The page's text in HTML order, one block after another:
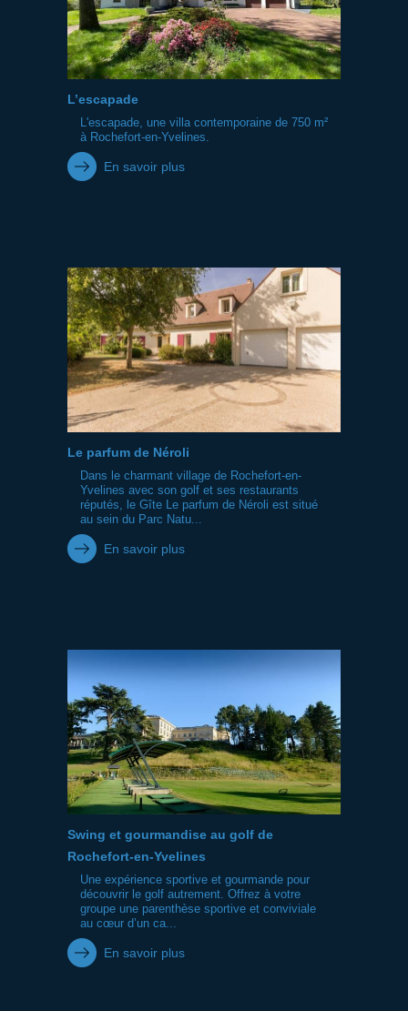
L’escapade
L'escapade, une villa contemporaine de 750 m²
à Rochefort-en-Yvelines.
En savoir plus
Le parfum de Néroli
Dans le charmant village de Rochefort-en-
Yvelines avec son golf et ses restaurants
réputés, le Gîte Le parfum de Néroli est situé
au sein du Parc Natu...
En savoir plus
Swing et gourmandise au golf de
Rochefort-en-Yvelines
Une expérience sportive et gourmande pour
découvrir le golf autrement. Offrez à votre
groupe une parenthèse sportive et conviviale
au cœur d’un ca...
En savoir plus